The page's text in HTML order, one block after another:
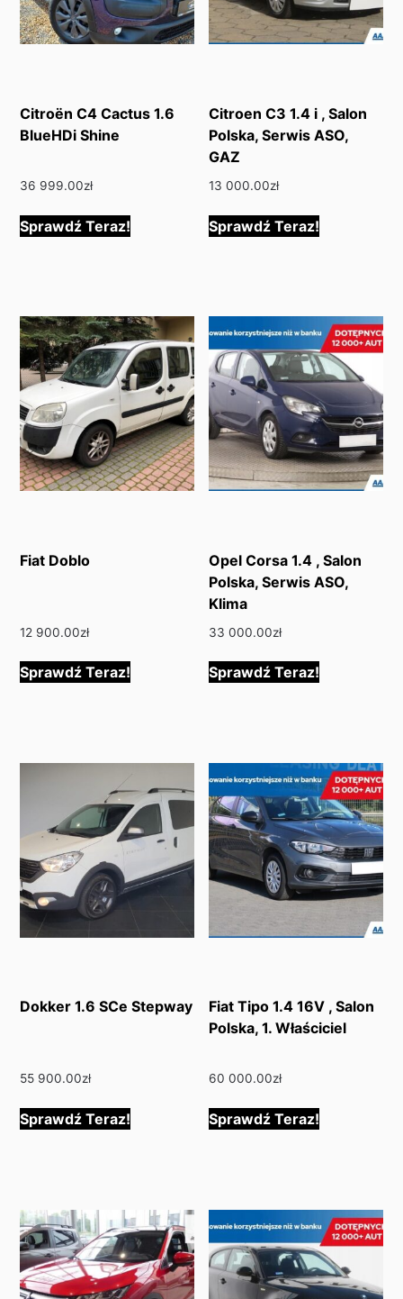
Citroën C4 Cactus 1.6
BlueHDi Shine
36 999.00zł
Sprawdź Teraz!
Citroen C3 1.4 i , Salon
Polska, Serwis ASO,
GAZ
13 000.00zł
Sprawdź Teraz!
Fiat Doblo
12 900.00zł
Sprawdź Teraz!
Opel Corsa 1.4 , Salon
Polska, Serwis ASO,
Klima
33 000.00zł
Sprawdź Teraz!
Dokker 1.6 SCe Stepway
55 900.00zł
Sprawdź Teraz!
Fiat Tipo 1.4 16V , Salon
Polska, 1. Właściciel
60 000.00zł
Sprawdź Teraz!